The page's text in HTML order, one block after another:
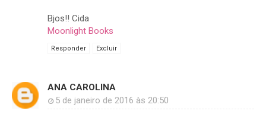
Bjos!! Cida
Moonlight Books
Responder Excluir
ANA CAROLINA
5 de janeiro de 2016 às 20:50